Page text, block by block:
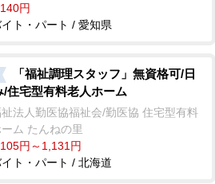
円
ト・パート / 愛知県
「福祉調理スタッフ」無資格可/日
/住宅型有料老人ホーム
法人勤医協福祉会/勤医協 住宅型有料
ム たんねの里
円～1,131円
ト・パート / 北海道